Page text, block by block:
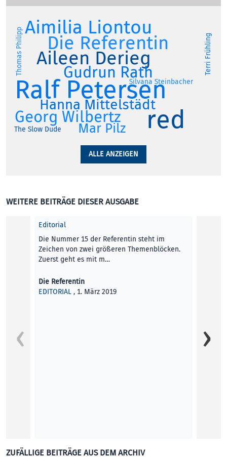
Ralf Petersen
red
Aileen Derieg
Aimilia Liontou
Die Referentin
Georg Wilbertz
Gudrun Rath
Hanna Mittelstädt
Mar Pilz
Silvana Steinbacher
Terri Frühling
The Slow Dude
Thomas Philipp
ALLE ANZEIGEN
WEITERE BEITRÄGE DIESER AUSGABE
Editorial
Die Nummer 15 der Referentin steht im
Zeichen von zwei größeren Themenblöcken.
Zuerst geht es mit m…
Die Referentin
EDITORIAL , 1. März 2019
ZUFÄLLIGE BEITRÄGE AUS DEM ARCHIV